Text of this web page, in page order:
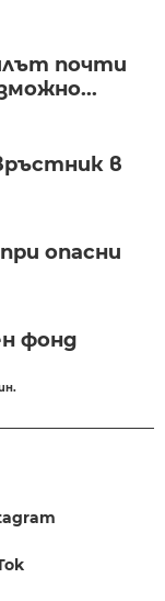
почти
в
опасни
фонд